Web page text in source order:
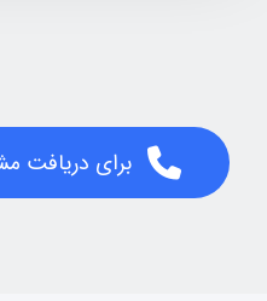
برای دریافت